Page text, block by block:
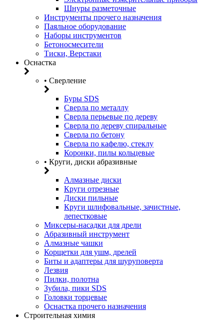
Шнуры разметочные
Инструменты прочего назначения
Паяльное оборудование
Наборы инструментов
Бетоносмесители
Тиски, Верстаки
Оснастка
• Сверление
Буры SDS
Сверла по металлу
Сверла перьевые по дереву
Сверла по дереву спиральные
Сверла по бетону
Сверла по кафелю, стеклу
Коронки, пилы кольцевые
• Круги, диски абразивные
Алмазные диски
Круги отрезные
Диски пильные
Круги шлифовальные, зачистные,
лепестковые
Миксеры-насадки для дрели
Абразивный инструмент
Алмазные чашки
Корщетки для ушм, дрелей
Биты и адаптеры для шуруповерта
Лезвия
Пилки, полотна
Зубила, пики SDS
Головки торцевые
Оснастка прочего назначения
Строительная химия